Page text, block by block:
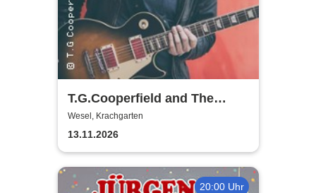
T.G.Cooperfield and The
Electric Band
Wesel, Krachgarten
13.11.2026
20:00 Uhr